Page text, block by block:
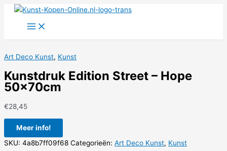
Art Deco Kunst, Kunst
Kunstdruk Edition Street – Hope
50x70cm
€28,45
Meer info!
SKU: 4a8b7ff09f68 Categorieën: Art Deco Kunst, Kunst